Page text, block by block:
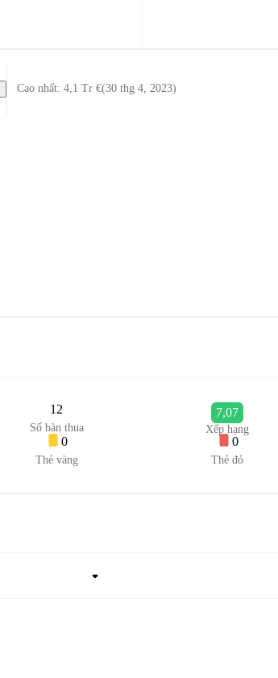
Cao nhất: 4,1 Tr €(30 thg 4, 2023)
12
Số bàn thua
7,07
Xếp hạng
0
Thẻ vàng
0
Thẻ đỏ